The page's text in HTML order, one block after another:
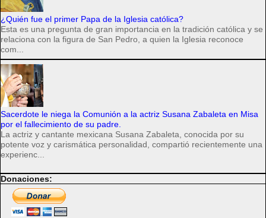
¿Quién fue el primer Papa de la Iglesia católica?
Esta es una pregunta de gran importancia en la tradición católica y se
relaciona con la figura de San Pedro, a quien la Iglesia reconoce
com...
Sacerdote le niega la Comunión a la actriz Susana Zabaleta en Misa
por el fallecimiento de su padre.
La actriz y cantante mexicana Susana Zabaleta, conocida por su
potente voz y carismática personalidad, compartió recientemente una
experienc...
Donaciones: